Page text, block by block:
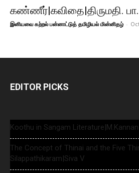
கண்ணீர்|கவிதை|திருமதி.
இனியவை கற்றல் பன்னாட்டுத் தமிழியல் மின்னிதழ் -
EDITOR PICKS
Koothu in Sangam Literature|M.Kannan
The Concept of Thinai and the Five
Silappathikaram|Siva V